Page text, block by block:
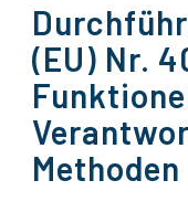
(EU) Nr.
Methoden